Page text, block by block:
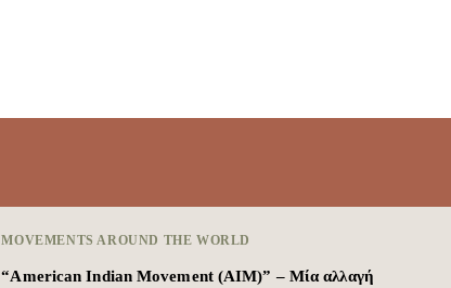
MOVEMENTS AROUND THE WORLD
“American Indian Movement (AIM)” – Μία αλλαγή